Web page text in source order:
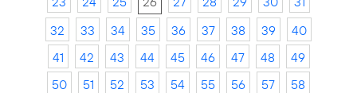
32
33 34 35 36 37 38 39
40
41
42 43 44 45 46 47 48
49
50
51 52 53 54 55 56 57
58